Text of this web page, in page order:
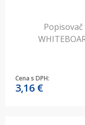
Cena s DPH:
3,16 €